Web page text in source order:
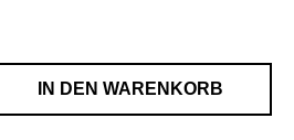
IN DEN WARENKORB